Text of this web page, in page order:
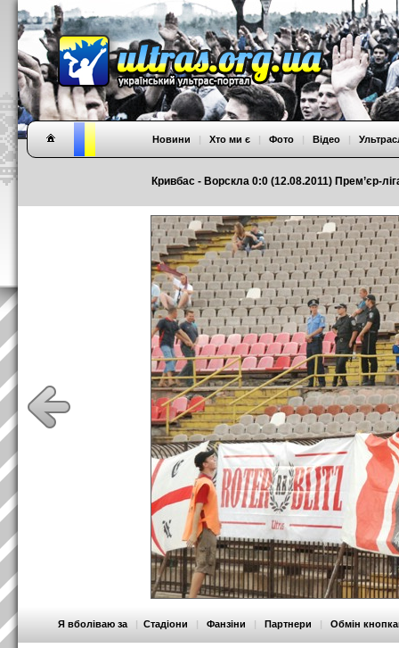
Кривбас - Ворскла 0:0 (12.08.2011) Прем’єр-
Новини | Хто ми є | Фото | Відео |
Я вболіваю за | Стадіони | Фанзіни | Партнери | Обмін